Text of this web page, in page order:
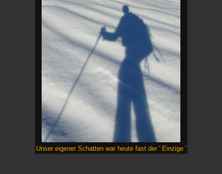
Unser eigener Schatten war heute fast der ' Einzige '